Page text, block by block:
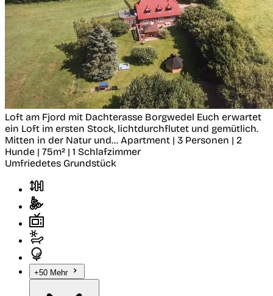
Loft am Fjord mit Dachterasse Borgwedel Euch erwartet
ein Loft im ersten Stock, lichtdurchflutet und gemütlich.
Mitten in der Natur und... Apartment | 3 Personen | 2
Hunde | 75m² | 1 Schlafzimmer
Umfriedetes Grundstück
+50 Mehr